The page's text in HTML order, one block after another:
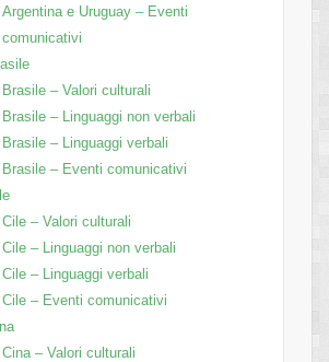
Argentina e Uruguay – Eventi
comunicativi
Brasile – Valori culturali
Brasile – Linguaggi non verbali
Brasile – Linguaggi verbali
Brasile – Eventi comunicativi
Cile – Valori culturali
Cile – Linguaggi non verbali
Cile – Linguaggi verbali
Cile – Eventi comunicativi
Cina – Valori culturali